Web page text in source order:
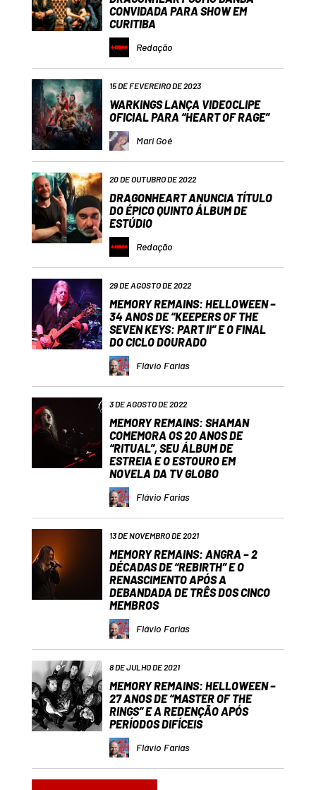
CONVIDADA PARA SHOW EM
CURITIBA
Redação
15 DE FEVEREIRO DE 2023
WARKINGS LANÇA VIDEOCLIPE
OFICIAL PARA “HEART OF RAGE”
Mari Goé
20 DE OUTUBRO DE 2022
DRAGONHEART ANUNCIA TÍTULO
DO ÉPICO QUINTO ÁLBUM DE
ESTÚDIO
Redação
29 DE AGOSTO DE 2022
MEMORY REMAINS: HELLOWEEN –
34 ANOS DE “KEEPERS OF THE
SEVEN KEYS: PART II” E O FINAL
DO CICLO DOURADO
Flávio Farias
3 DE AGOSTO DE 2022
MEMORY REMAINS: SHAMAN
COMEMORA OS 20 ANOS DE
“RITUAL”, SEU ÁLBUM DE
ESTREIA E O ESTOURO EM
NOVELA DA TV GLOBO
Flávio Farias
13 DE NOVEMBRO DE 2021
MEMORY REMAINS: ANGRA – 2
DÉCADAS DE “REBIRTH” E O
RENASCIMENTO APÓS A
DEBANDADA DE TRÊS DOS CINCO
MEMBROS
Flávio Farias
8 DE JULHO DE 2021
MEMORY REMAINS: HELLOWEEN –
27 ANOS DE “MASTER OF THE
RINGS” E A REDENÇÃO APÓS
PERÍODOS DIFÍCEIS
Flávio Farias